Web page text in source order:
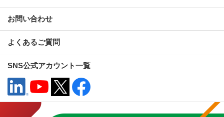
お問い合わせ
よくあるご質問
SNS公式アカウント一覧